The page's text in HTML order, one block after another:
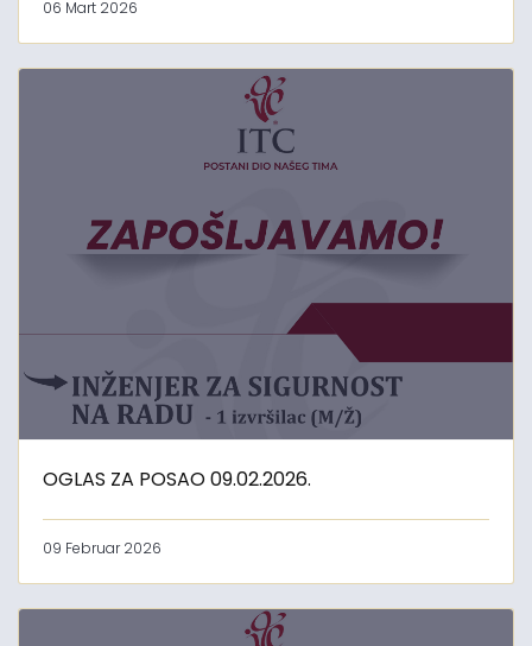
06 Mart 2026
OGLAS ZA POSAO 09.02.2026.
09 Februar 2026